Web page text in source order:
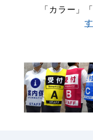
「カラー」